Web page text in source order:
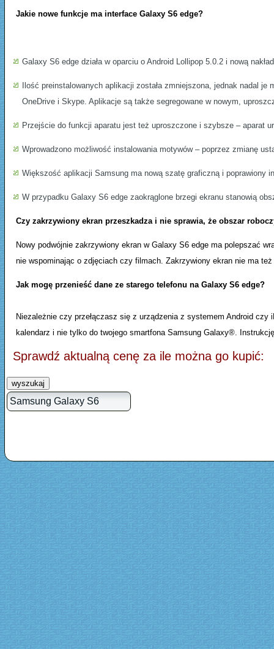
Jakie nowe funkcje ma interface Galaxy S6 edge?
Galaxy S6 edge działa w oparciu o Android Lollipop 5.0.2 i nową
Ilość preinstalowanych aplikacji została zmniejszona, jednak nadal
OneDrive i Skype. Aplikacje są także segregowane w nowym,
Przejście do funkcji aparatu jest też uproszczone i szybsze – aparat
Wprowadzono możliwość instalowania motywów – poprzez zmianę
Większość aplikacji Samsung ma nową szatę graficzną i poprawiony
W przypadku Galaxy S6 edge zaokrąglone brzegi ekranu stanowią
Czy zakrzywiony ekran przeszkadza i nie sprawia, że obszar
Nowy podwójnie zakrzywiony ekran w Galaxy S6 edge ma polepszać
nie wspominając o zdjęciach czy filmach. Zakrzywiony ekran nie ma
Jak mogę przenieść dane ze starego telefonu na Galaxy S6 edge?
Niezależnie czy przełączasz się z urządzenia z systemem Android
kalendarz i nie tylko do twojego smartfona Samsung Galaxy®.
Sprawdź aktualną cenę za ile można go kupić:
wyszukaj